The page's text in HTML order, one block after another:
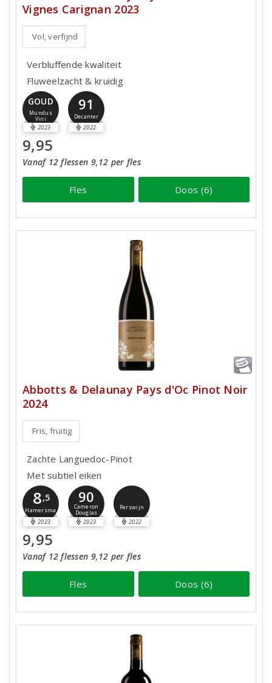
Vignes Carignan 2023
Vol, verfijnd
Verbluffende kwaliteit
Fluweelzacht & kruidig
GOUD
Mundus
Vini
2023
91
Decanter
2022
9,95
Vanaf 12 flessen 9,12 per fles
Fles Doos (6)
Abbotts & Delaunay Pays d'Oc Pinot Noir
2024
Fris, fruitig
Zachte Languedoc-Pinot
Met subtiel eiken
8,5
Hamersma
2023
90
Cameron
Douglas
2023
Perswijn
2022
9,95
Vanaf 12 flessen 9,12 per fles
Fles Doos (6)